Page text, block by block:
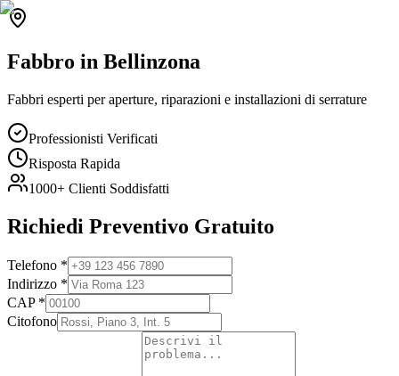
Fabbro in Bellinzona
Fabbri esperti per aperture, riparazioni e installazioni di serrature
Professionisti Verificati
Risposta Rapida
1000+ Clienti Soddisfatti
Richiedi Preventivo Gratuito
Telefono *
Indirizzo *
CAP *
Citofono